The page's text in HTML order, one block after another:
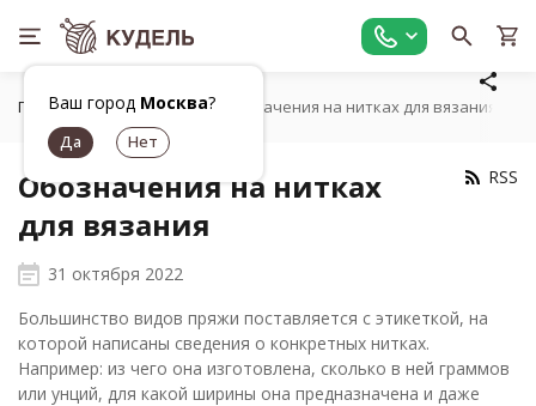
Ваш город Москва?
Главная Статьи Обозначения на нитках для вязания
Обозначения на нитках
для вязания
RSS
31 октября 2022
Большинство видов пряжи поставляется с этикеткой, на
которой написаны сведения о конкретных нитках.
Например: из чего она изготовлена, сколько в ней граммов
или унций, для какой ширины она предназначена и даже